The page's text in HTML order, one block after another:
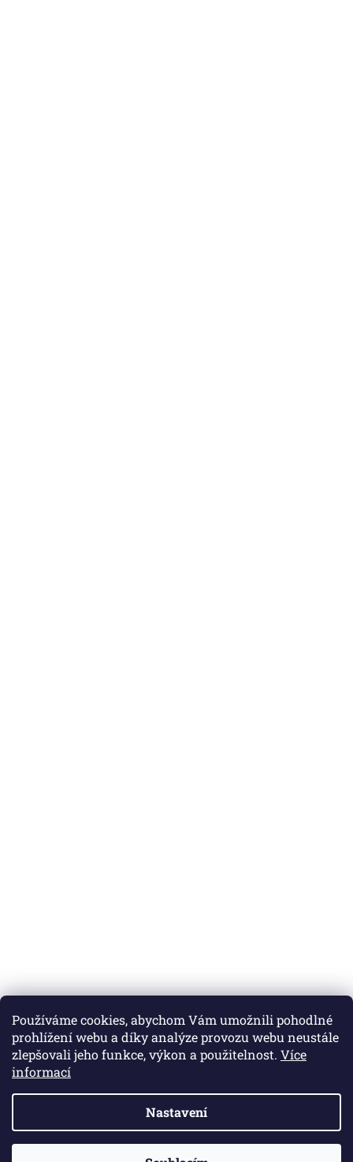
Používáme cookies, abychom Vám umožnili pohodlné
prohlížení webu a díky analýze provozu webu neustále
zlepšovali jeho funkce, výkon a použitelnost. Více
informací
Nastavení
Vytvořil Shoptet